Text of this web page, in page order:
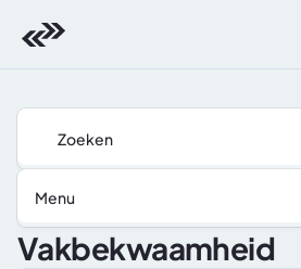
Menu
Zoeken
Vakbekwaamheid